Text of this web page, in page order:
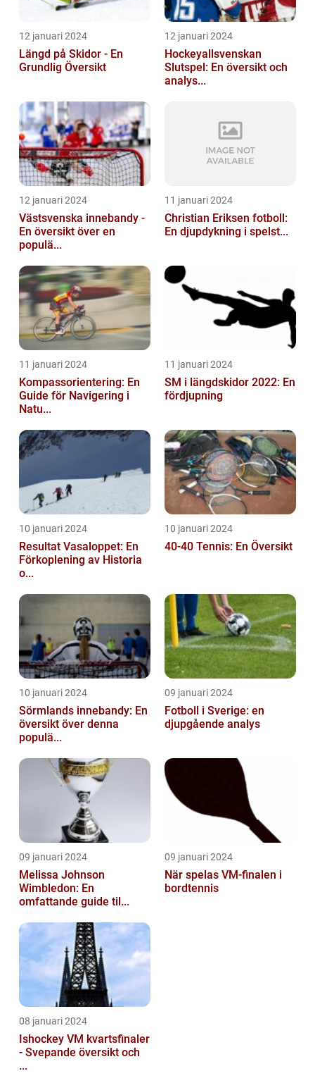
12 januari 2024
Längd på Skidor - En
Grundlig Översikt
12 januari 2024
Hockeyallsvenskan
Slutspel: En översikt och
analys...
12 januari 2024
Västsvenska innebandy -
En översikt över en
populä...
11 januari 2024
Christian Eriksen fotboll:
En djupdykning i spelst...
11 januari 2024
Kompassorientering: En
Guide för Navigering i
Natu...
11 januari 2024
SM i längdskidor 2022: En
fördjupning
10 januari 2024
Resultat Vasaloppet: En
Förkoplening av Historia
o...
10 januari 2024
40-40 Tennis: En Översikt
10 januari 2024
Sörmlands innebandy: En
översikt över denna
populä...
09 januari 2024
Fotboll i Sverige: en
djupgående analys
09 januari 2024
Melissa Johnson
Wimbledon: En
omfattande guide til...
09 januari 2024
När spelas VM-finalen i
bordtennis
08 januari 2024
Ishockey VM kvartsfinaler
- Svepande översikt och
...